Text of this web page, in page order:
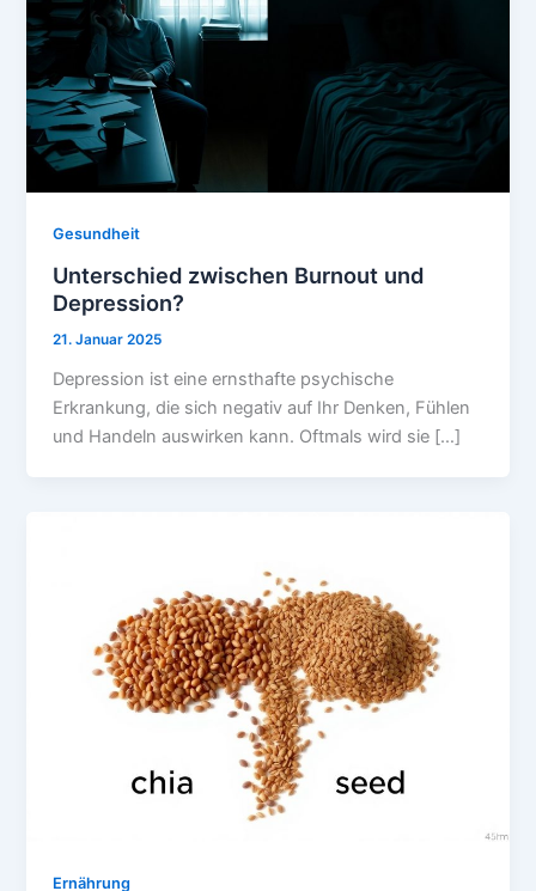
Gesundheit
Unterschied zwischen Burnout und
Depression?
21. Januar 2025
Depression ist eine ernsthafte psychische
Erkrankung, die sich negativ auf Ihr Denken, Fühlen
und Handeln auswirken kann. Oftmals wird sie […]
Ernährung